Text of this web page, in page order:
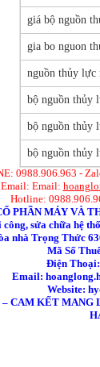
giá bộ nguồn
gia bo nguon
nguồn thủy lực
bộ nguồn thủy
bộ nguồn thủy
bộ nguồn thủy
0988.906.963 -
Email: Email:
Hotline:
PHẦN MÁY VÀ
sửa chữa hệ
nhà Trọng Thức
Mã Số
Điện Thoại:
Email:
Website:
CAM KẾT